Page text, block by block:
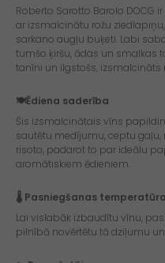
Roberto Sarotto Barolo DOCG
ar izsmalcinātu rožu
sarkano augļu buķeti. Labi
tumšo ķiršu, ādas un smalkas
tanīni un ilgstošs, izsmalcināts
🍽️Ēdiena saderība
Šis izsmalcinātais vīns
sautētu medījumu, ceptu
risoto, padarot to par ideālu
aromātiskiem ēdieniem.
🌡️ Pasniegšanas temperatūra
Lai vislabāk izbaudītu vīnu,
pilnībā novērtētu tā dziļumu